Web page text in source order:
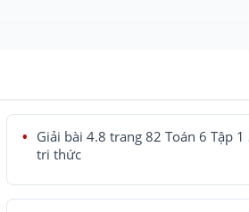
Giải bài 4.8 trang 82 Toán 6 Tập 1
tri thức